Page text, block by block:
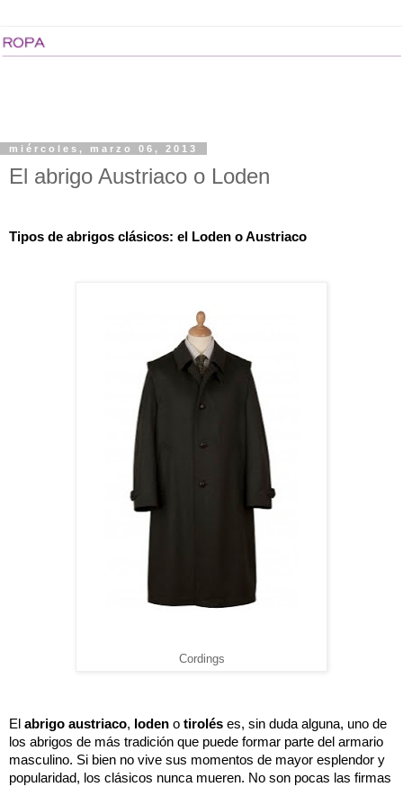
miércoles, marzo 06, 2013
El abrigo Austriaco o Loden
Tipos de abrigos clásicos: el Loden o Austriaco
Cordings
El abrigo austriaco, loden o tirolés es, sin duda alguna, uno de
los abrigos de más tradición que puede formar parte del armario
masculino. Si bien no vive sus momentos de mayor esplendor y
popularidad, los clásicos nunca mueren. No son pocas las firmas